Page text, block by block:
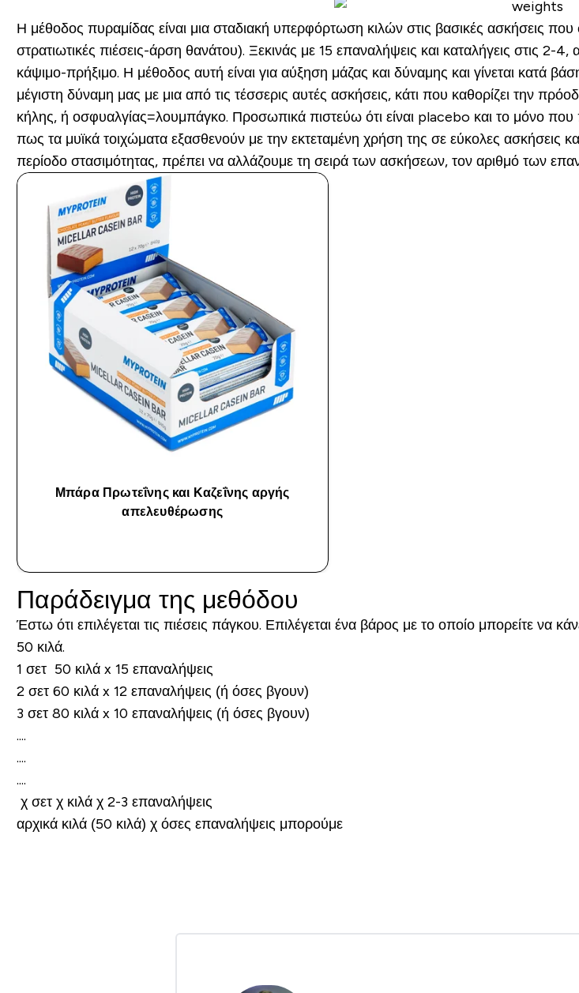
Η μέθοδος πυραμίδας είναι μια σταδιακή υπερφόρτωση κιλών στις βασικές ασκήσεις
στρατιωτικές πιέσεις-άρση θανάτου). Ξεκινάς με 15 επαναλήψεις και καταλήγεις στις 2-
κάψιμο-πρήξιμο. Η μέθοδος αυτή είναι για αύξηση μάζας και δύναμης και γίνεται κατά
μέγιστη δύναμη μας με μια από τις τέσσερις αυτές ασκήσεις, κάτι που καθορίζει την
κήλης, ή οσφυαλγίας=λουμπάγκο. Προσωπικά πιστεύω ότι είναι placebo και το μόνο που
πως τα μυϊκά τοιχώματα εξασθενούν με την εκτεταμένη χρήση της σε εύκολες ασκήσεις
περίοδο στασιμότητας, πρέπει να αλλάζουμε τη σειρά των ασκήσεων, τον αριθμό των
Μπάρα Πρωτεΐνης και Καζεΐνης αργής
απελευθέρωσης
Παράδειγμα της μεθόδου
Έστω ότι επιλέγεται τις πιέσεις πάγκου. Επιλέγεται ένα βάρος με το οποίο μπορείτε να
50 κιλά.
1 σετ 50 κιλά x 15 επαναλήψεις
2 σετ 60 κιλά x 12 επαναλήψεις (ή όσες βγουν)
3 σετ 80 κιλά x 10 επαναλήψεις (ή όσες βγουν)
....
....
....
χ σετ χ κιλά χ 2-3 επαναλήψεις
αρχικά κιλά (50 κιλά) χ όσες επαναλήψεις μπορούμε